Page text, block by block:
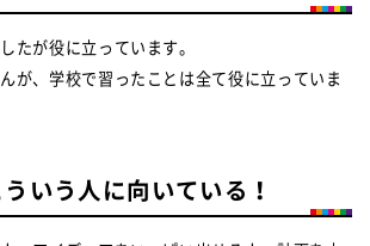
たが役に立っています。
が、学校で習ったことは全て役に立っていま
いう人に向いている！